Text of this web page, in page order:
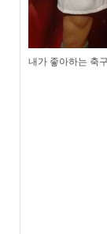
내가 좋아하는 축